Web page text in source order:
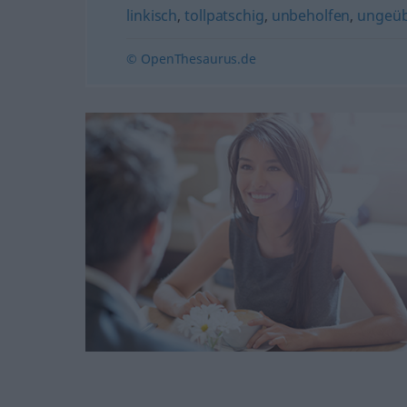
linkisch,tollpatschig, unbeholfen,
© OpenThesaurus.de